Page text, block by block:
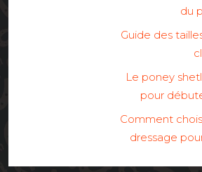
du
Guide des
Le poney
pour
Comment
dressage